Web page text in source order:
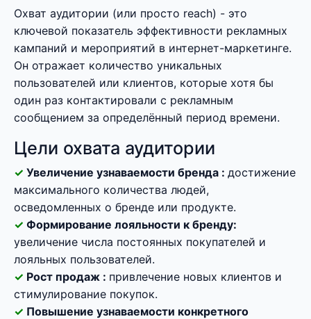
Охват аудитории (или просто reach) - это
ключевой показатель эффективности рекламных
кампаний и мероприятий в интернет-маркетинге.
Он отражает количество уникальных
пользователей или клиентов, которые хотя бы
один раз контактировали с рекламным
сообщением за определённый период времени.
Цели охвата аудитории
Увеличение узнаваемости бренда : достижение
максимального количества людей,
осведомленных о бренде или продукте.
Формирование лояльности к бренду:
увеличение числа постоянных покупателей и
лояльных пользователей.
Рост продаж : привлечение новых клиентов и
стимулирование покупок.
Повышение узнаваемости конкретного